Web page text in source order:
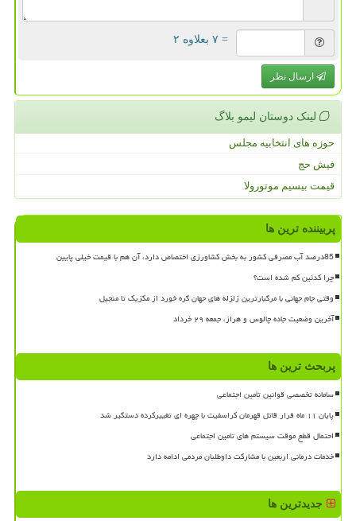
= ۷ بعلاوه ۲
ارسال نظر
لینک دوستان لیمو بلاگ
حوزه های انتخابیه مجلس
فیش حج
قیمت بیسیم موتورولا
پربیننده ترین ها
85درصد آب مصرفی کشور به بخش کشاورزی اختصاص دارد، آن هم با قیمت خیلی پایین
چرا کدئین کم شده است؟
وقتی جام جهانی با مرگبارترین زلزله های جهان گره خورد از مکزیک تا منجیل
آخرین وضعیت جاده چالوس و هراز، جمعه ۲۹ خرداد
پربحث ترین ها
سامانه تخصصی قوانین تأمین اجتماعی
پایان ۱۱ ماه فرار قاتل قهرمان کراسفیت با چهره ای تغییرکرده دستگیر شد
احتمال قطع موقت سیستم های تامین اجتماعی
خدمات درمانی اربعین با مشارکت داوطلبان مردمی ادامه دارد
جدیدترین ها